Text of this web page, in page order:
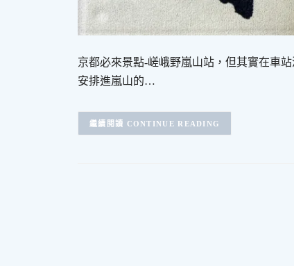
京都必來景點-嵯峨野嵐山站，但其實在車
安排進嵐山的…
CONTINUE READING